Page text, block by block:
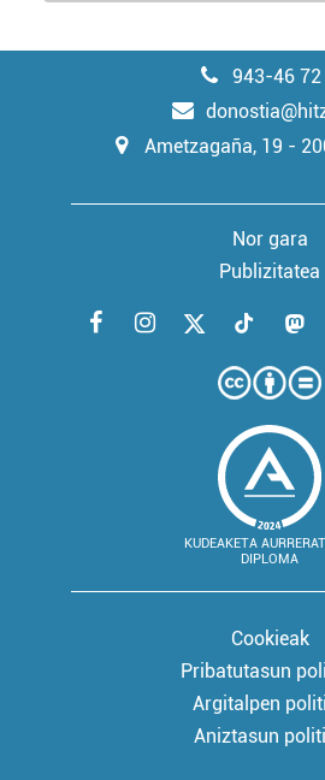
943-46 72
Ametzagaña, 19 -
Nor gara
Publizitatea
KUDEAKETA
DIPLOMA
Cookieak
Pribatutasun
Argitalpen
Aniztasun